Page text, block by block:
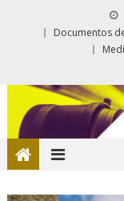
Documentos